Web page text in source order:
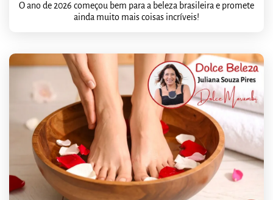
O ano de 2026 começou bem para a beleza brasileira e promete
ainda muito mais coisas incríveis!